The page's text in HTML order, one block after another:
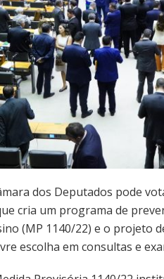
dos Deputados pode
cria um programa de
(MP 1140/22) e o projeto
escolha em consultas e